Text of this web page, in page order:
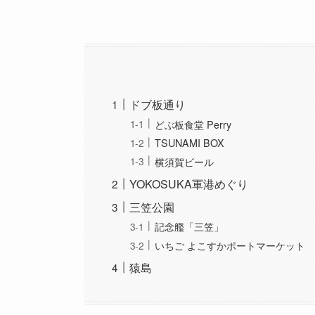
ドブ板通り
どぶ板食堂 Perry
TSUNAMI BOX
横須賀ビール
YOKOSUKA軍港めぐり
三笠公園
記念艦「三笠」
いちご よこすかポートマーケット
猿島